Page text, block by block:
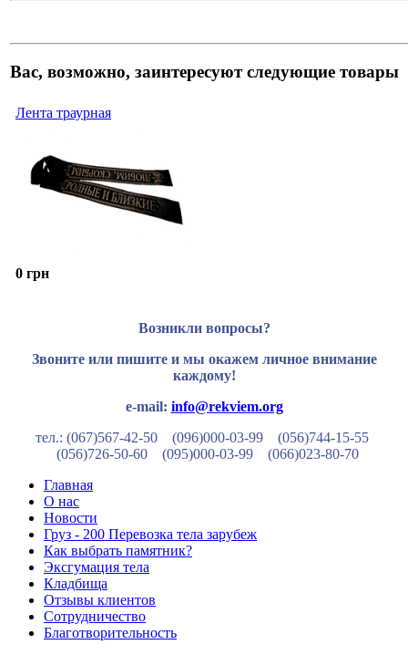
Вас, возможно, заинтересуют следующие товары
Лента траурная
0 грн
Возникли вопросы?
Звоните или пишите и мы окажем личное внимание
каждому!
e-mail: info@rekviem.org
тел.: (067)567-42-50 (096)000-03-99
(056)744-15-55
(056)726-50-60
(095)000-03-99
(066)023-80-70
Главная
О нас
Новости
Груз - 200 Перевозка тела зарубеж
Как выбрать памятник?
Эксгумация тела
Кладбища
Отзывы клиентов
Сотрудничество
Благотворительность